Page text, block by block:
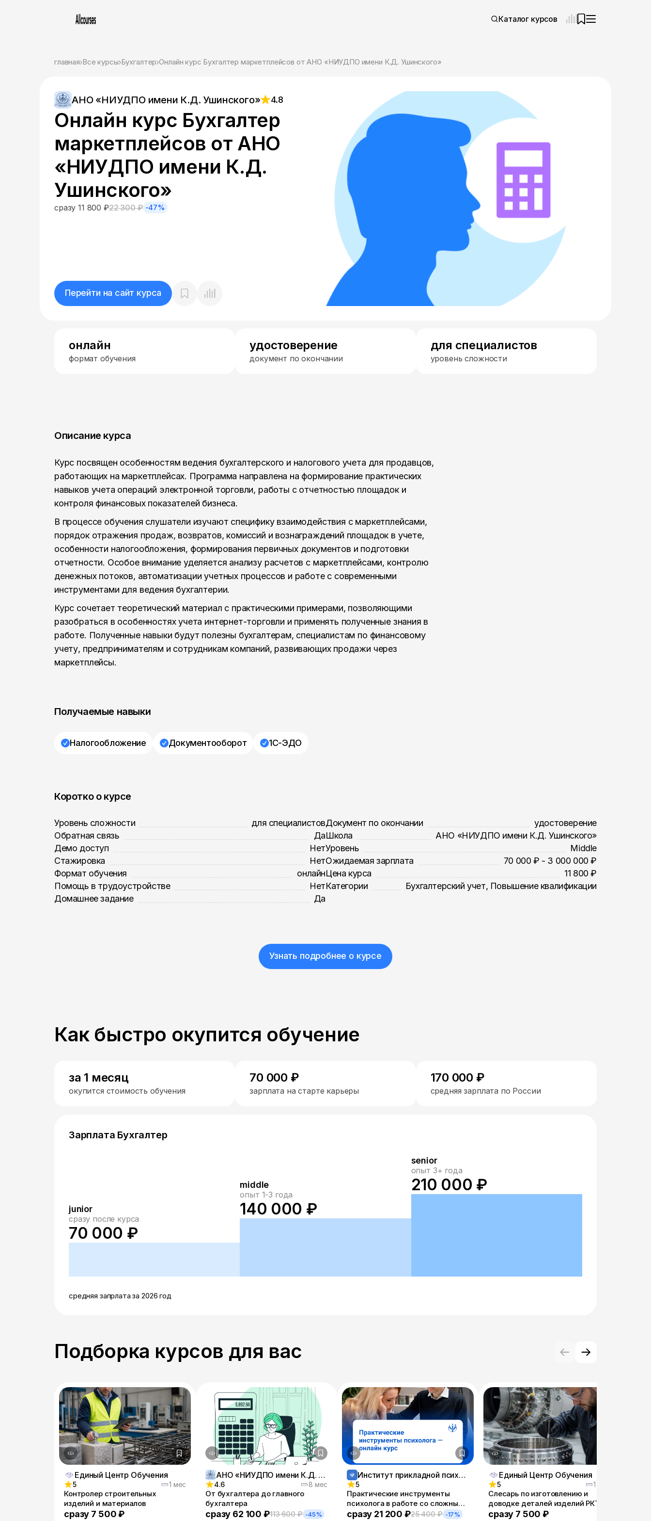
Каталог курсов
главная Все курсы Бухгалтер Онлайн курс Бухгалтер маркетплейсов от АНО «НИУДПО имени К.Д. Ушинского»
АНО «НИУДПО имени К.Д. Ушинского» 4.8
Онлайн курс Бухгалтер
маркетплейсов от АНО
«НИУДПО имени К.Д.
Ушинского»
сразу 11 800 ₽22 300 ₽ -47%
Перейти на сайт курса
онлайн
формат обучения
удостоверение
документ по окончании
для специалистов
уровень сложности
Описание курса
Курс посвящен особенностям ведения бухгалтерского и налогового учета для продавцов,
работающих на маркетплейсах. Программа направлена на формирование практических
навыков учета операций электронной торговли, работы с отчетностью площадок и
контроля финансовых показателей бизнеса.
В процессе обучения слушатели изучают специфику взаимодействия с маркетплейсами,
порядок отражения продаж, возвратов, комиссий и вознаграждений площадок в учете,
особенности налогообложения, формирования первичных документов и подготовки
отчетности. Особое внимание уделяется анализу расчетов с маркетплейсами, контролю
денежных потоков, автоматизации учетных процессов и работе с современными
инструментами для ведения бухгалтерии.
Курс сочетает теоретический материал с практическими примерами, позволяющими
разобраться в особенностях учета интернет-торговли и применять полученные знания в
работе. Полученные навыки будут полезны бухгалтерам, специалистам по финансовому
учету, предпринимателям и сотрудникам компаний, развивающих продажи через
маркетплейсы.
Получаемые навыки
Налогообложение Документооборот 1С-ЭДО
Коротко о курсе
Уровень сложности
для специалистов
Обратная связь
Да
Демо доступ
Нет
Стажировка
Нет
Формат обучения
онлайн
Помощь в трудоустройстве
Нет
Домашнее задание
Да
Документ по окончании
удостоверение
Школа
АНО «НИУДПО имени К.Д. Ушинского»
Уровень
Middle
Ожидаемая зарплата
70 000 ₽ - 3 000 000 ₽
Цена курса
11 800 ₽
Категории
Бухгалтерский учет, Повышение квалификации
Узнать подробнее о курсе
Как быстро окупится обучение
за 1 месяц
окупится стоимость обучения
70 000 ₽
зарплата на старте карьеры
170 000 ₽
средняя зарплата по России
Зарплата Бухгалтер
junior
сразу после курса
70 000 ₽
middle
опыт 1-3 года
140 000 ₽
senior
опыт 3+ года
210 000 ₽
средняя запрлата за 2026 год
Подборка курсов для вас
Единый Центр Обучения
5 1 мес
Контролер строительных
изделий и материалов
сразу 7 500 ₽
АНО «НИУДПО имени К.Д. Ушинского»
4.6 8 мес
От бухгалтера до главного
бухгалтера
сразу 62 100 ₽113 600 ₽ -45%
Институт прикладной психологии в социальной сфере
5
Практические инструменты
психолога в работе со сложными
запросами
сразу 21 200 ₽25 400 ₽ -17%
Единый Центр Обучения
5 1 мес
Слесарь по изготовлению и
доводке деталей изделий РКТ
сразу 7 500 ₽